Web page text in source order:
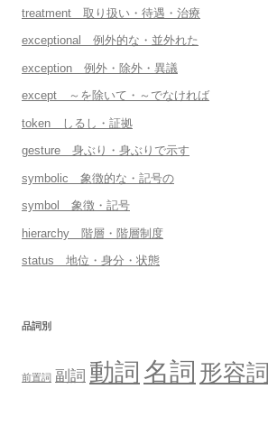
treatment 取り扱い・待遇・治療
exceptional 例外的な・並外れた
exception 例外・除外・異議
except ～を除いて・～でなければ
token しるし・証拠
gesture 身ぶり・身ぶりで示す
symbolic 象徴的な・記号の
symbol 象徴・記号
hierarchy 階層・階層制度
status 地位・身分・状態
品詞別
前置詞 副詞 動詞 名詞 形容詞